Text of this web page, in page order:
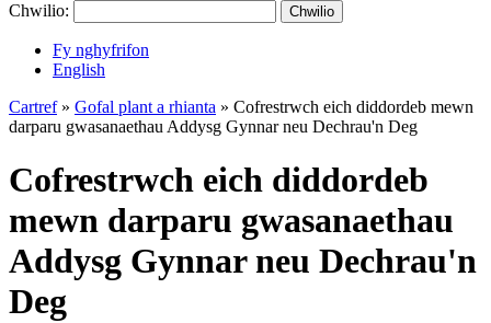
Chwilio: Chwilio
Fy nghyfrifon
English
Cartref» Gofal plant a rhianta » Cofrestrwch eich diddordeb mewn
darparu gwasanaethau Addysg Gynnar neu Dechrau'n Deg
Cofrestrwch eich diddordeb
mewn darparu gwasanaethau
Addysg Gynnar neu Dechrau'n
Deg